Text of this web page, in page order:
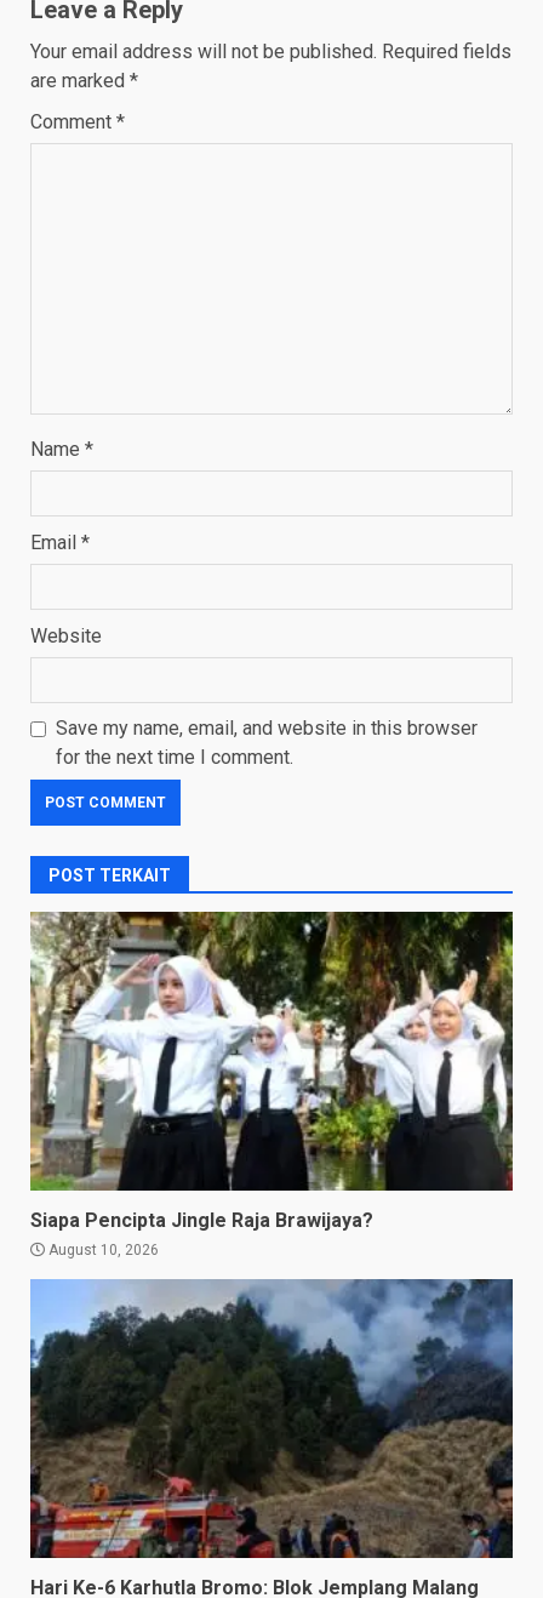
Leave a Reply
Your email address will not be published. Required fields
are marked *
Comment *
Name *
Email *
Website
Save my name, email, and website in this browser
for the next time I comment.
POST TERKAIT
Siapa Pencipta Jingle Raja Brawijaya?
August 10, 2026
Hari Ke-6 Karhutla Bromo: Blok Jemplang Malang